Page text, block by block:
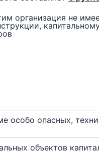
организация не
особо опасных,
объектов